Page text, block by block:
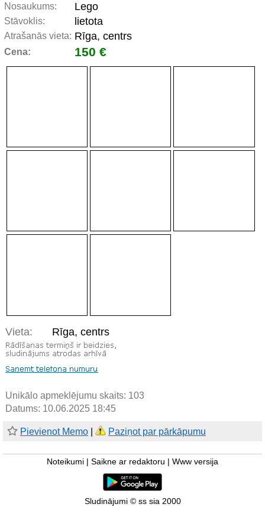
Nosaukums: Lego
Stāvoklis: lietota
Atrašanās vieta: Rīga, centrs
Cena: 150 €
Vieta: Rīga, centrs
Unikālo apmeklējumu skaits: 103
Datums: 10.06.2025 18:45
Pievienot Memo Paziņot par pārkāpumu
Noteikumi | Saikne ar redaktoru | Www versija
Sludinājumi © ss sia 2000